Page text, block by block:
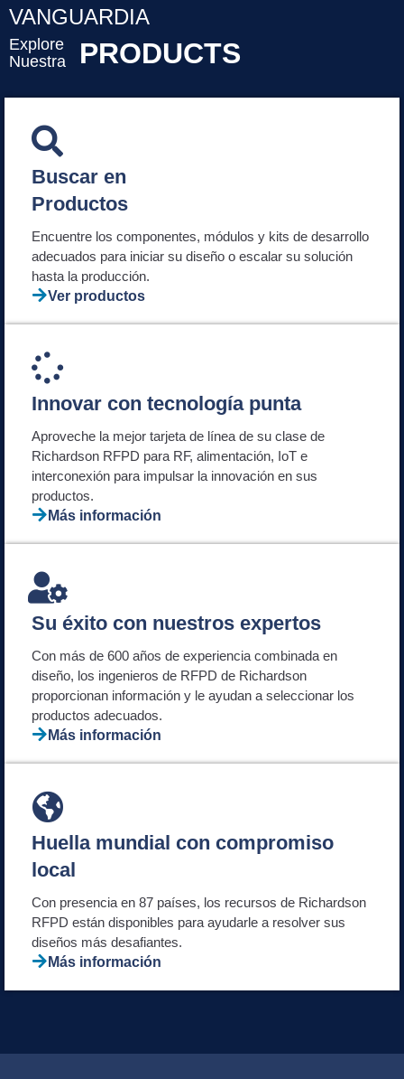
VANGUARDIA
Explore
Nuestra
PRODUCTS
Buscar en
Productos
Encuentre los componentes, módulos y kits de desarrollo
adecuados para iniciar su diseño o escalar su solución
hasta la producción.
Ver productos
Innovar con tecnología punta
Aproveche la mejor tarjeta de línea de su clase de
Richardson RFPD para RF, alimentación, IoT e
interconexión para impulsar la innovación en sus
productos.
Más información
Su éxito con nuestros expertos
Con más de 600 años de experiencia combinada en
diseño, los ingenieros de RFPD de Richardson
proporcionan información y le ayudan a seleccionar los
productos adecuados.
Más información
Huella mundial con compromiso
local
Con presencia en 87 países, los recursos de Richardson
RFPD están disponibles para ayudarle a resolver sus
diseños más desafiantes.
Más información